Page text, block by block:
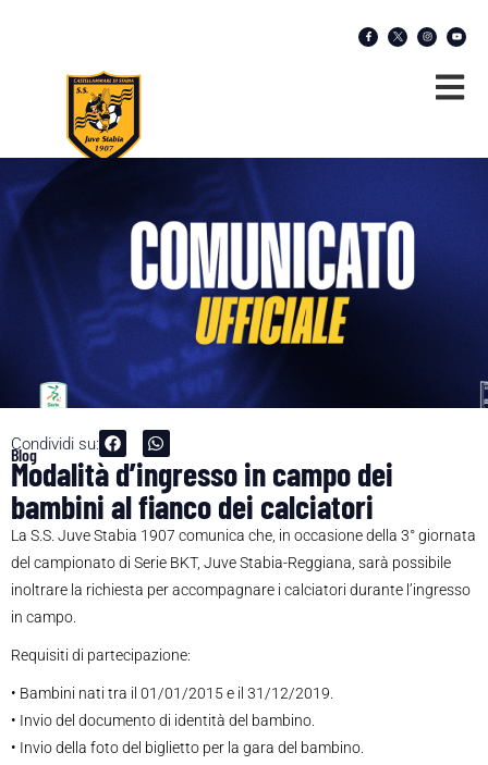
Condividi su:
Blog
Modalità d’ingresso in campo dei
bambini al fianco dei calciatori
La S.S. Juve Stabia 1907 comunica che, in occasione della 3° giornata
del campionato di Serie BKT, Juve Stabia-Reggiana, sarà possibile
inoltrare la richiesta per accompagnare i calciatori durante l’ingresso
in campo.
Requisiti di partecipazione:
• Bambini nati tra il 01/01/2015 e il 31/12/2019.
• Invio del documento di identità del bambino.
• Invio della foto del biglietto per la gara del bambino.